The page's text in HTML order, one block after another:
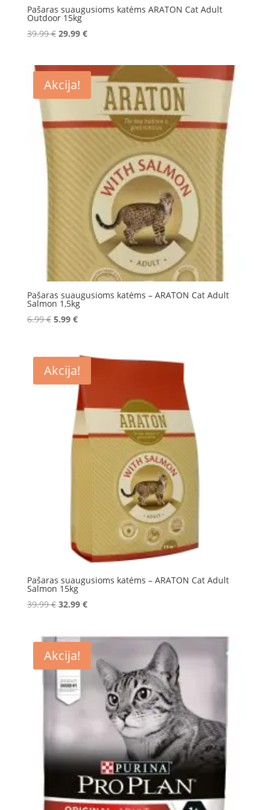
Pašaras suaugusioms katėms ARATON Cat Adult
Outdoor 15kg
39.99€ Original
39.99 €.
29.99 €Current
29.99 €.
Akcija!
Pašaras suaugusioms katėms – ARATON Cat Adult
Salmon 1,5kg
6.99€ Original
6.99 €.
5.99 €Current
5.99 €.
Akcija!
Pašaras suaugusioms katėms – ARATON Cat Adult
Salmon 15kg
39.99€ Original
39.99 €.
32.99 €Current
32.99 €.
Akcija!